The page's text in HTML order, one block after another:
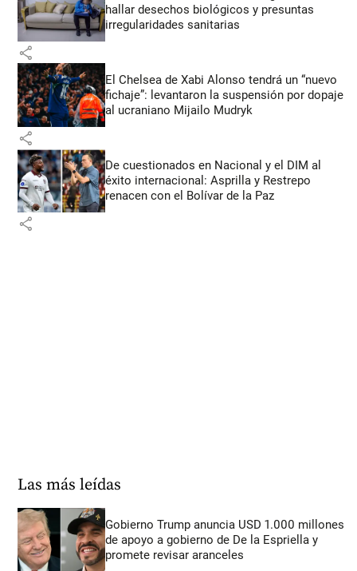
hallar desechos biológicos y presuntas
irregularidades sanitarias
share
El Chelsea de Xabi Alonso tendrá un “nuevo
fichaje”: levantaron la suspensión por dopaje
al ucraniano Mijailo Mudryk
share
De cuestionados en Nacional y el DIM al
éxito internacional: Asprilla y Restrepo
renacen con el Bolívar de la Paz
share
Las más leídas
Gobierno Trump anuncia USD 1.000 millones
de apoyo a gobierno de De la Espriella y
promete revisar aranceles